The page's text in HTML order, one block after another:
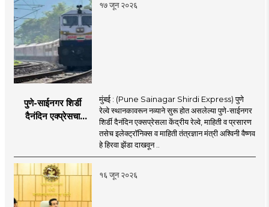
१७ जून २०२६
पुणे-साईनगर शिर्डी
दैनंदिन एक्प्रेसचा
हिरवा झेंडा
मुंबई : (Pune Sainagar Shirdi Express) पुणे
रेल्वे स्थानकावरून नव्याने सुरू होत असलेल्या पुणे-साईनगर
शिर्डी दैनंदिन एक्सप्रेसला केंद्रीय रेल्वे, माहिती व प्रसारण
तसेच इलेक्ट्रॉनिक्स व माहिती तंत्रज्ञान मंत्री अश्विनी वैष्णव
हे हिरवा झेंडा दाखवून ..
१६ जून २०२६